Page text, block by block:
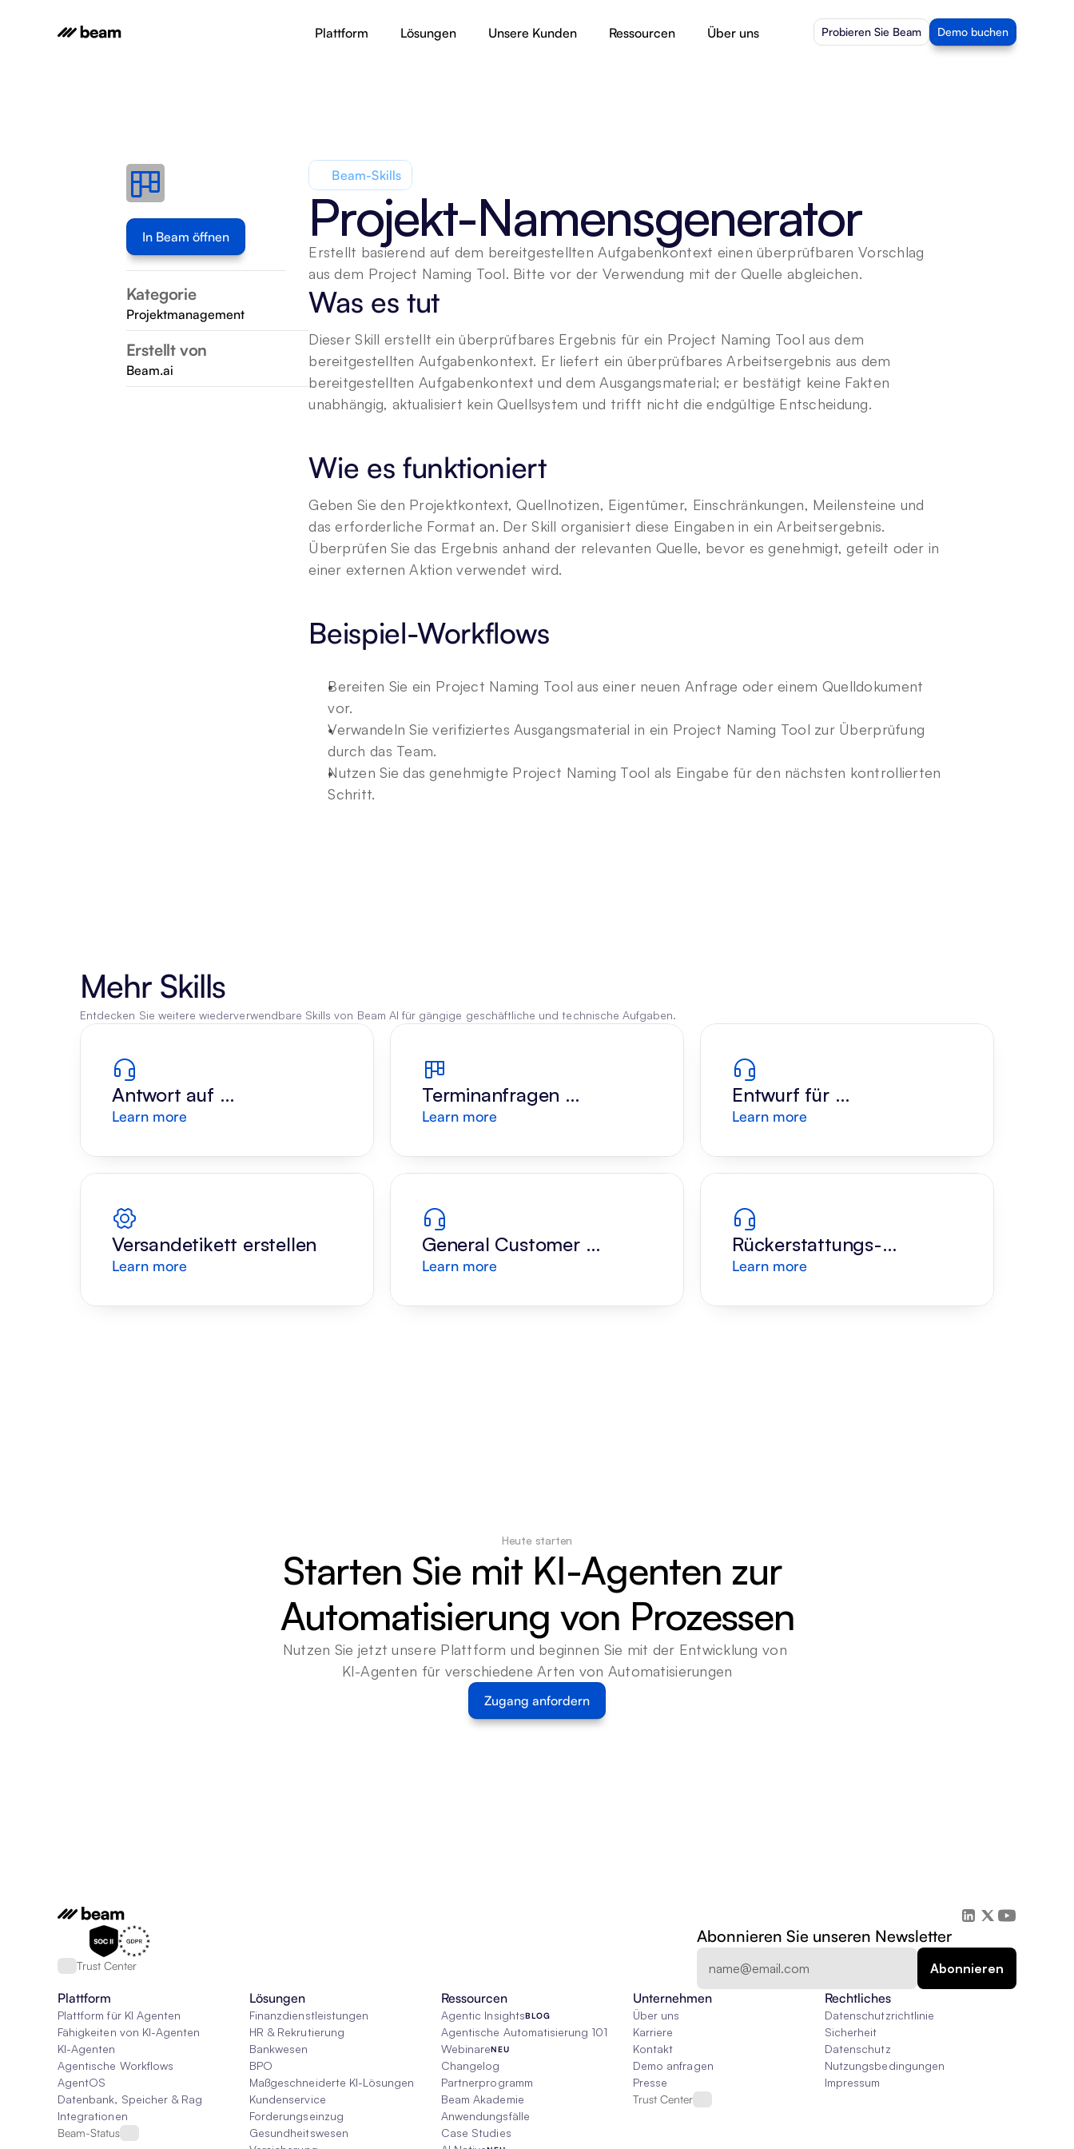
Plattform Lösungen Unsere Kunden Ressourcen Über uns Probieren Sie Beam Demo buchen
In Beam öffnen
Kategorie
Projektmanagement
Erstellt von
Beam.ai
Beam-Skills
Projekt-Namensgenerator
Erstellt basierend auf dem bereitgestellten Aufgabenkontext einen überprüfbaren Vorschlag
aus dem Project Naming Tool. Bitte vor der Verwendung mit der Quelle abgleichen.
Was es tut
Dieser Skill erstellt ein überprüfbares Ergebnis für ein Project Naming Tool aus dem
bereitgestellten Aufgabenkontext. Er liefert ein überprüfbares Arbeitsergebnis aus dem
bereitgestellten Aufgabenkontext und dem Ausgangsmaterial; er bestätigt keine Fakten
unabhängig, aktualisiert kein Quellsystem und trifft nicht die endgültige Entscheidung.
Wie es funktioniert
Geben Sie den Projektkontext, Quellnotizen, Eigentümer, Einschränkungen, Meilensteine und
das erforderliche Format an. Der Skill organisiert diese Eingaben in ein Arbeitsergebnis.
Überprüfen Sie das Ergebnis anhand der relevanten Quelle, bevor es genehmigt, geteilt oder in
einer externen Aktion verwendet wird.
Beispiel-Workflows
Bereiten Sie ein Project Naming Tool aus einer neuen Anfrage oder einem Quelldokument
vor.
Verwandeln Sie verifiziertes Ausgangsmaterial in ein Project Naming Tool zur Überprüfung
durch das Team.
Nutzen Sie das genehmigte Project Naming Tool als Eingabe für den nächsten kontrollierten
Schritt.
Mehr Skills
Entdecken Sie weitere wiederverwendbare Skills von Beam AI für gängige geschäftliche und technische Aufgaben.
Antwort auf
Kundenanfrage
Learn more
Terminanfragen
verstehen
Learn more
Entwurf für
Retourenantwort
Learn more
Versandetikett erstellen
Learn more
General Customer
Support
Learn more
Rückerstattungs-
Evaluator
Learn more
Heute starten
Starten Sie mit KI-Agenten zur
Automatisierung von Prozessen
Nutzen Sie jetzt unsere Plattform und beginnen Sie mit der Entwicklung von
KI-Agenten für verschiedene Arten von Automatisierungen
Zugang anfordern
Trust Center
Abonnieren Sie unseren Newsletter
Plattform
Plattform für KI Agenten
Fähigkeiten von KI-Agenten
KI-Agenten
Agentische Workflows
AgentOS
Datenbank, Speicher & Rag
Integrationen
Beam-Status
Lösungen
Finanzdienstleistungen
HR & Rekrutierung
Bankwesen
BPO
Maßgeschneiderte KI-Lösungen
Kundenservice
Forderungseinzug
Gesundheitswesen
Ressourcen
Agentic InsightsBLOG
Agentische Automatisierung 101
WebinareNEU
Changelog
Partnerprogramm
Beam Akademie
Anwendungsfälle
Case Studies
Unternehmen
Über uns
Karriere
Kontakt
Demo anfragen
Presse
Trust Center
Rechtliches
Datenschutzrichtlinie
Sicherheit
Datenschutz
Nutzungsbedingungen
Impressum